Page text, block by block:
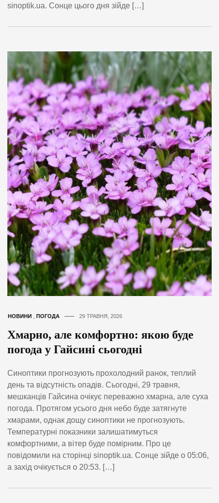
sinoptik.ua. Сонце цього дня зійде […]
НОВИНИ , ПОГОДА 29 ТРАВНЯ, 2026
Хмарно, але комфортно: якою буде
погода у Гайсині сьогодні
Синоптики прогнозують прохолодний ранок, теплий
день та відсутність опадів. Сьогодні, 29 травня,
мешканців Гайсина очікує переважно хмарна, але суха
погода. Протягом усього дня небо буде затягнуте
хмарами, однак дощу синоптики не прогнозують.
Температурні показники залишатимуться
комфортними, а вітер буде помірним. Про це
повідомили на сторінці sinoptik.ua. Сонце зійде о 05:06,
а захід очікується о 20:53. […]